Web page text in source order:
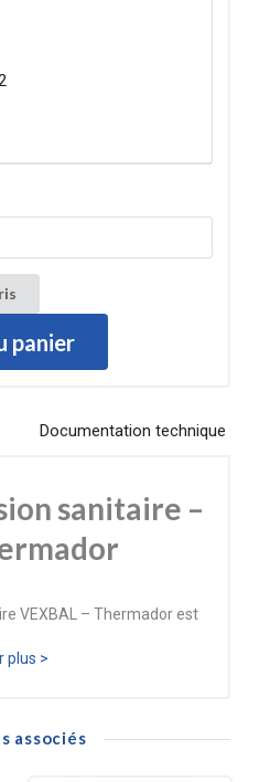
panier
Documentation technique
sanitaire –
VEXBAL – Thermador est
prolonge sa durée de vie
plus >
associés